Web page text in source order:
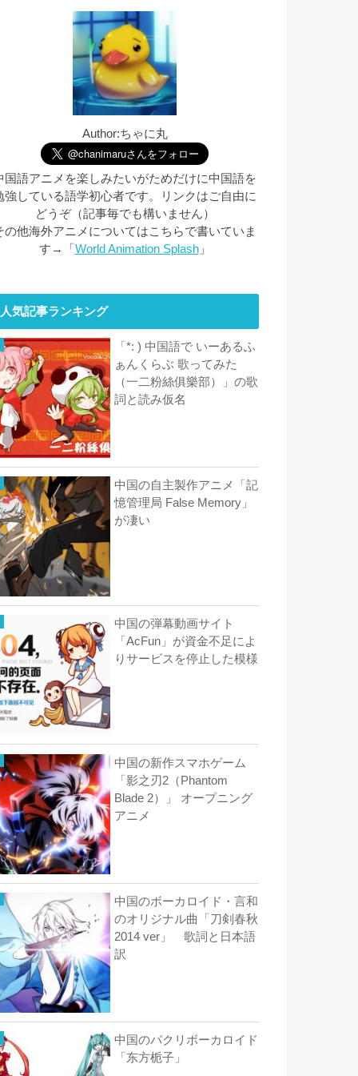
Author:ちゃに丸
国語アニメを楽しみたいがためだけに中国語を
強している語学初心者です。リンクはご自由に
どうぞ（記事毎でも構いません）
の他海外アニメについてはこちらで書いていま
す→「 World Animation Splash」
人気記事ランキング
「*: ) 中国語で いーあるふ
ぁんくらぶ 歌ってみた
（一二粉絲俱樂部）」の歌
詞と読み仮名
中国の自主製作アニメ「記
憶管理局 False Memory」
が凄い
中国の弾幕動画サイト
「AcFun」が資金不足によ
りサービスを停止した模様
中国の新作スマホゲーム
「影之刃2（Phantom
Blade 2）」 オープニング
アニメ
中国のボーカロイド・言和
のオリジナル曲「刀剣春秋
2014 ver」 歌詞と日本語
訳
中国のパクリボーカロイド
「东方栀子」